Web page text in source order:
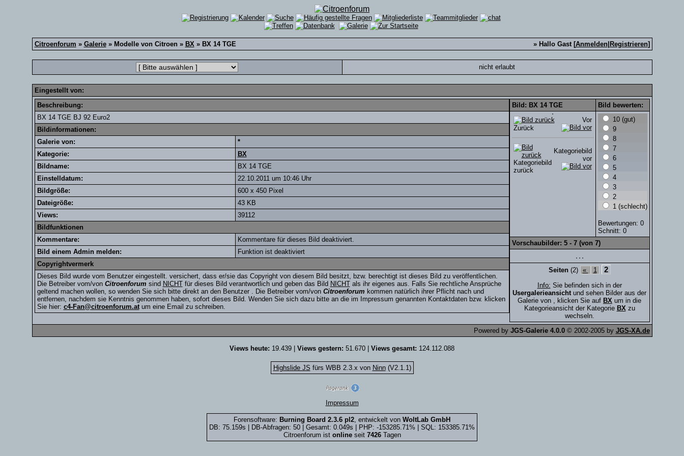
Citroenforum » Galerie» Modelle von Citroen » BX» BX 14 TGE » Hallo Gast [Anmelden| Registrieren]
nicht erlaubt
Eingestellt von:
Beschreibung:
BX 14 TGE BJ 92 Euro2
Bildinformationen:
Galerie von:
*
Kategorie:
BX
Bildname:
BX 14 TGE
Einstelldatum:
22.10.2011 um 10:46 Uhr
Bildgröße:
600 x 450 Pixel
Dateigröße:
43 KB
Views:
39112
Bildfunktionen
Kommentare:
Kommentare für dieses Bild deaktiviert.
Bild einem Admin melden:
Funktion ist deaktiviert
Copyrightvermerk
Dieses Bild wurde vom Benutzer eingestellt. versichert, dass er/sie das Copyright von diesem Bild besitzt, bzw. berechtigt ist dieses Bild zu veröffentlichen.
Die Betreiber vom/von Citroenforum sind NICHTfür dieses Bild verantwortlich und geben das Bild NICHTals ihr eigenes aus. Falls Sie rechtliche Ansprüche
geltend machen wollen, so wenden Sie sich bitte direkt an den Benutzer . Die Betreiber vom/von Citroenforum kommen natürlich ihrer Pflicht nach und
entfernen, nachdem sie Kenntnis genommen haben, sofort dieses Bild. Wenden Sie sich dazu bitte an die im Impressum genannten Kontaktdaten bzw. klicken
Sie hier: c4-Fan@citroenforum.atum eine Email zu schreiben.
Bild: BX 14 TGE Bild bewerten:
Zurück
Vor
Kategoriebild
zurück
Kategoriebild
vor
10 (gut)
9
8
7
6
5
4
3
2
1 (schlecht)
Bewertungen: 0
Schnitt: 0
Vorschaubilder: 5 - 7 (von 7)
Seiten(2) « 1 2
Info: Sie befinden sich in der
Usergalerieansichtund sehen Bilder aus der
Galerie von , klicken Sie auf BX um in die
Kategorieansicht der Kategorie BXzu
wechseln.
Powered by JGS-Galerie 4.0.0© 2002-2005 by JGS-XA.de
Views heute: 19.439 | Views gestern: 51.670 | Views gesamt: 124.112.088
Highslide JS fürs WBB 2.3.x von Ninn(V2.1.1)
Impressum
Forensoftware: Burning Board 2.3.6 pl2, entwickelt von WoltLab GmbH
DB: 75.159s | DB-Abfragen: 50 | Gesamt: 0.049s | PHP: -153285.71% | SQL: 153385.71%
Citroenforum ist onlineseit 7426Tagen